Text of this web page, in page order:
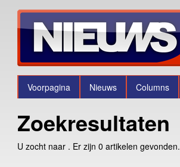
Voorpagina Nieuws Columns
Zoekresultaten
U zocht naar . Er zijn 0 artikelen gevonden.